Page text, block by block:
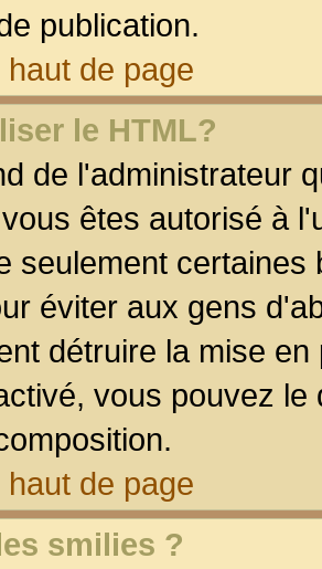
publication.
de page
le HTML?
de l'administrateur
êtes autorisé à
seulement
éviter aux gens
détruire la mise
vous pouvez
de page
smilies ?